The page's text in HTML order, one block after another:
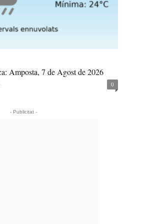
Amposta, 7 de Agost de 2026
0
- Publicitat -